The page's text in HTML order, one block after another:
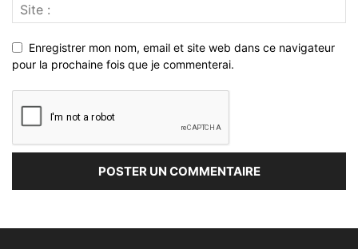
Enregistrer mon nom, email et site web dans ce navigateur
pour la prochaine fois que je commenterai.